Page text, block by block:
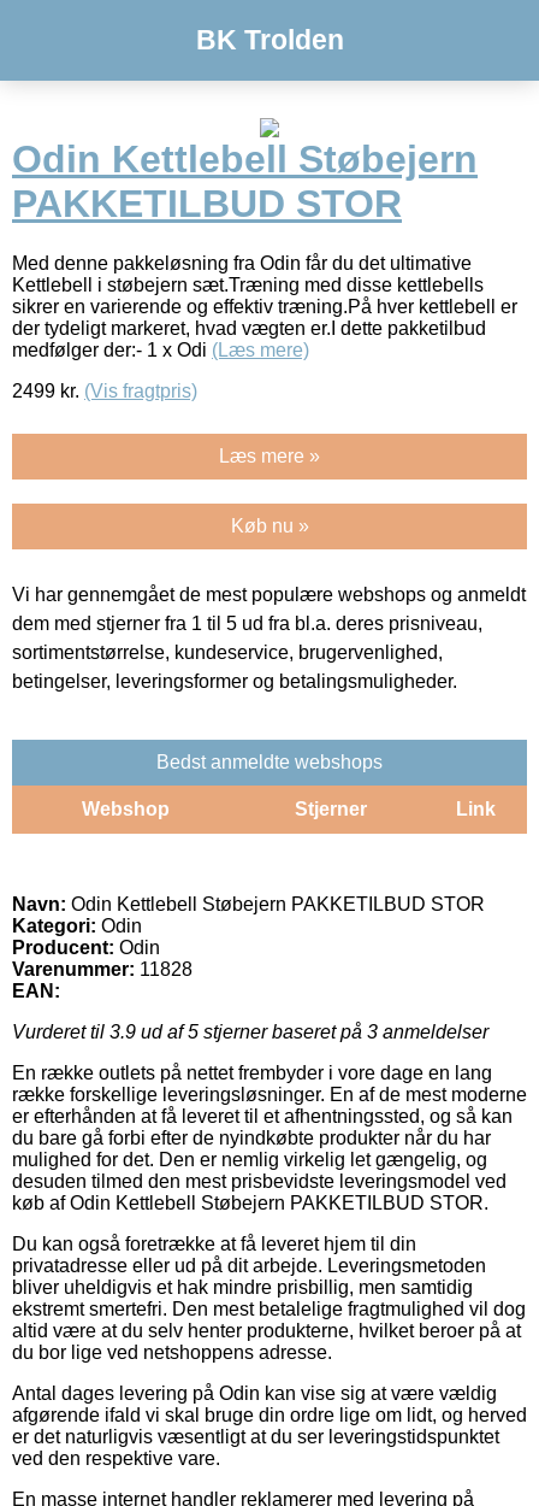
BK Trolden
Odin Kettlebell Støbejern
PAKKETILBUD STOR
Med denne pakkeløsning fra Odin får du det ultimative
Kettlebell i støbejern sæt.Træning med disse kettlebells
sikrer en varierende og effektiv træning.På hver kettlebell er
der tydeligt markeret, hvad vægten er.I dette pakketilbud
medfølger der:- 1 x Odi (Læs mere)
2499 kr. (Vis fragtpris)
Læs mere »
Køb nu »
Vi har gennemgået de mest populære webshops og anmeldt
dem med stjerner fra 1 til 5 ud fra bl.a. deres prisniveau,
sortimentstørrelse, kundeservice, brugervenlighed,
betingelser, leveringsformer og betalingsmuligheder.
Bedst anmeldte webshops
Webshop Stjerner Link
Navn: Odin Kettlebell Støbejern PAKKETILBUD STOR
Kategori: Odin
Producent: Odin
Varenummer: 11828
EAN:
Vurderet til 3.9 ud af 5 stjerner baseret på 3 anmeldelser
En række outlets på nettet frembyder i vore dage en lang
række forskellige leveringsløsninger. En af de mest moderne
er efterhånden at få leveret til et afhentningssted, og så kan
du bare gå forbi efter de nyindkøbte produkter når du har
mulighed for det. Den er nemlig virkelig let gængelig, og
desuden tilmed den mest prisbevidste leveringsmodel ved
køb af Odin Kettlebell Støbejern PAKKETILBUD STOR.
Du kan også foretrække at få leveret hjem til din
privatadresse eller ud på dit arbejde. Leveringsmetoden
bliver uheldigvis et hak mindre prisbillig, men samtidig
ekstremt smertefri. Den mest betalelige fragtmulighed vil dog
altid være at du selv henter produkterne, hvilket beroer på at
du bor lige ved netshoppens adresse.
Antal dages levering på Odin kan vise sig at være vældig
afgørende ifald vi skal bruge din ordre lige om lidt, og herved
er det naturligvis væsentligt at du ser leveringstidspunktet
ved den respektive vare.
En masse internet handler reklamerer med levering på